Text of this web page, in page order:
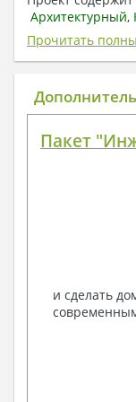
Архитектурный,
отопление,
плату) +
1.
План
Фасады
Прочитать
Пакет
и сделать